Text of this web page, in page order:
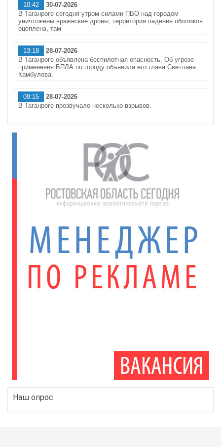
10:42
30-07-2026
В Таганроге сегодня утром силами ПВО над городом
уничтожены вражеские дроны, территория падения обломков
оцеплена, там
13:18
28-07-2026
В Таганроге объявлена беспилотная опасность. Об угрозе
применения БПЛА по городу объявила его глава Светлана
Камбулова.
09:15
28-07-2026
В Таганроге прозвучало несколько взрывов.
Наш опрос